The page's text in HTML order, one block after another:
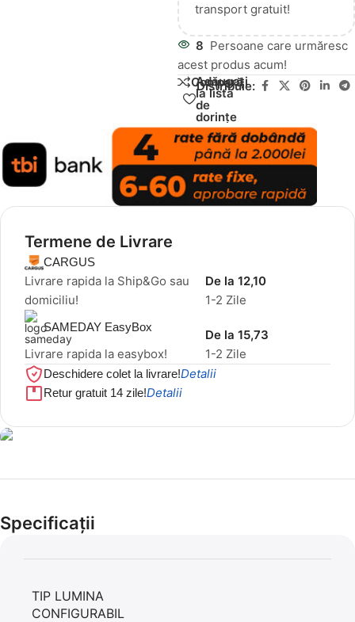
transport gratuit!
8 Persoane care urmăresc
acest produs acum!
Compară
Adăugați
la lista
de
dorințe
Distribuie:
Termene de Livrare
CARGUS
Livrare rapida la Ship&Go sau
domiciliu!
1-2 Zile
De la 12,10
SAMEDAY EasyBox
Livrare rapida la easybox! 1-2 Zile
De la 15,73
Deschidere colet la livrare!Detalii
Retur gratuit 14 zile!Detalii
Cel mai mic preț!
56,86 LEI
Specificații
TIP LUMINA
CONFIGURABIL